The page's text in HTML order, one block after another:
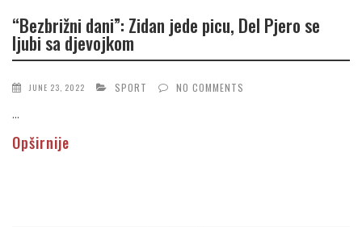
“Bezbrižni dani”: Zidan jede picu, Del Pjero se
ljubi sa djevojkom
JUNE 23, 2022 SPORT NO COMMENTS
...
Opširnije